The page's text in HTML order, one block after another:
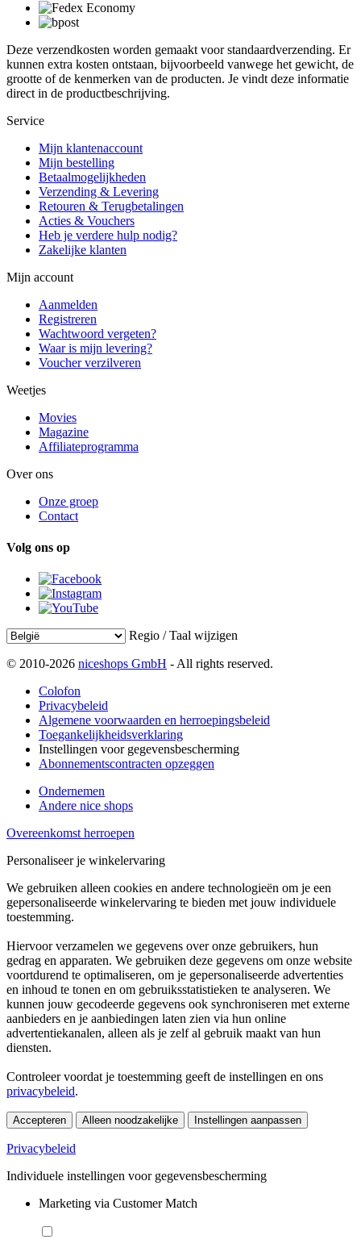
Deze verzendkosten worden gemaakt voor standaardverzending. Er
kunnen extra kosten ontstaan, bijvoorbeeld vanwege het gewicht, de
grootte of de kenmerken van de producten. Je vindt deze informatie
direct in de productbeschrijving.
Service
Mijn klantenaccount
Mijn bestelling
Betaalmogelijkheden
Verzending & Levering
Retouren & Terugbetalingen
Acties & Vouchers
Heb je verdere hulp nodig?
Zakelijke klanten
Mijn account
Aanmelden
Registreren
Wachtwoord vergeten?
Waar is mijn levering?
Voucher verzilveren
Weetjes
Movies
Magazine
Affiliateprogramma
Over ons
Onze groep
Contact
Volg ons op
Regio / Taal wijzigen
© 2010-2026 niceshops GmbH - All rights reserved.
Colofon
Privacybeleid
Algemene voorwaarden en herroepingsbeleid
Toegankelijkheidsverklaring
Instellingen voor gegevensbescherming
Abonnementscontracten opzeggen
Ondernemen
Andere nice shops
Overeenkomst herroepen
Personaliseer je winkelervaring
We gebruiken alleen cookies en andere technologieën om je een
gepersonaliseerde winkelervaring te bieden met jouw individuele
toestemming.
Hiervoor verzamelen we gegevens over onze gebruikers, hun
gedrag en apparaten. We gebruiken deze gegevens om onze website
voortdurend te optimaliseren, om je gepersonaliseerde advertenties
en inhoud te tonen en om gebruiksstatistieken te analyseren. We
kunnen jouw gecodeerde gegevens ook synchroniseren met externe
aanbieders en je aanbiedingen laten zien via hun online
advertentiekanalen, alleen als je zelf al gebruik maakt van hun
diensten.
Controleer voordat je toestemming geeft de instellingen en ons
privacybeleid.
Accepteren Alleen noodzakelijke Instellingen aanpassen
Privacybeleid
Individuele instellingen voor gegevensbescherming
Marketing via Customer Match